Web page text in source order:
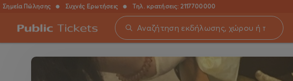
Σημεία Πώλησης ● Συχνές Ερωτήσεις ● Τηλ. κρατήσεις: 2117700000